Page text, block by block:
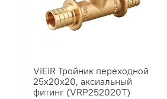
ViEiR Тройник переходной
25x20x20, аксиальный
фитинг (VRP252020T)